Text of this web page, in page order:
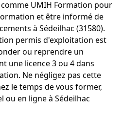
UMIH Formation pour
et être informé de
à Sédeilhac (31580).
permis d'exploitation est
ou reprendre un
une licence 3 ou 4 dans
Ne négligez pas cette
le temps de vous former,
ou en ligne à Sédeilhac